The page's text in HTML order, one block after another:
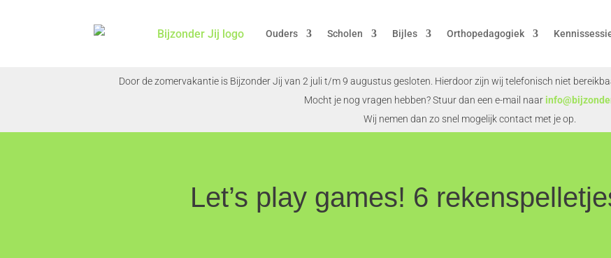
Ouders Scholen Bijles Orthopedagogiek
Door de zomervakantie is Bijzonder Jij van 2 juli t/m 9 augustus gesloten. Hierdoor zijn wij telefonisch niet
Mocht je nog vragen hebben? Stuur dan een e-mail naar
Wij nemen dan zo snel mogelijk contact met je op.
Let’s play games! 6